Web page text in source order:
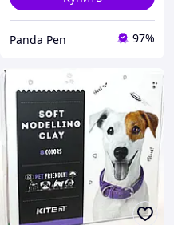
Panda Pen 97%